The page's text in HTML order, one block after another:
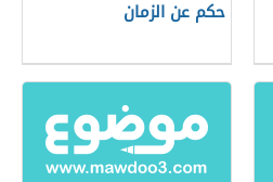
حكم عن الزمان